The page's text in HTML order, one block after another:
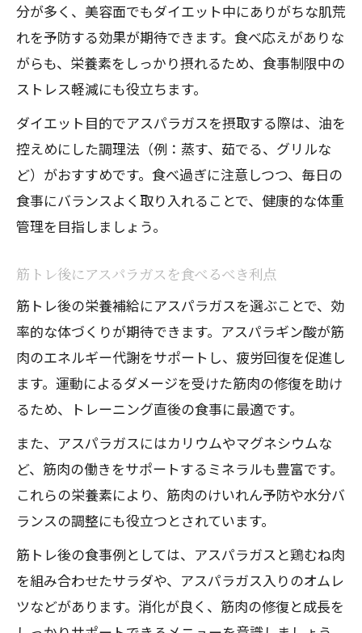
分が多く、美容面でもダイエット中にありがちな肌荒
れを予防する効果が期待できます。食べ応えがありな
がらも、栄養素をしっかり摂れるため、食事制限中の
ストレス軽減にも役立ちます。
ダイエット目的でアスパラガスを摂取する際は、油を
控えめにした調理法（例：蒸す、茹でる、グリルな
ど）がおすすめです。食べ過ぎに注意しつつ、毎日の
食事にバランスよく取り入れることで、健康的な体重
管理を目指しましょう。
筋トレ後にアスパラガスを食べるべき利点
筋トレ後の栄養補給にアスパラガスを選ぶことで、効
率的な体づくりが期待できます。アスパラギン酸が筋
肉のエネルギー代謝をサポートし、疲労回復を促進し
ます。運動によるダメージを受けた筋肉の修復を助け
るため、トレーニング直後の食事に最適です。
また、アスパラガスにはカリウムやマグネシウムな
ど、筋肉の働きをサポートするミネラルも豊富です。
これらの栄養素により、筋肉のけいれん予防や水分バ
ランスの調整にも役立つとされています。
筋トレ後の食事例としては、アスパラガスと鶏むね肉
を組み合わせたサラダや、アスパラガス入りのオムレ
ツなどがあります。消化が良く、筋肉の修復と成長を